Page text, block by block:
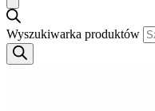
Wyszukiwarka produktów